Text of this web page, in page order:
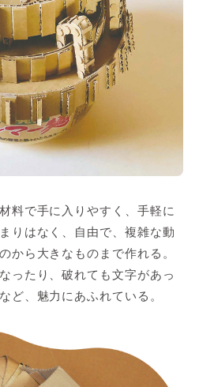
料で手に入りやすく、手軽に
りはなく、自由で、複雑な動
から大きなものまで作れる。
ったり、破れても文字があっ
ど、魅力にあふれている。